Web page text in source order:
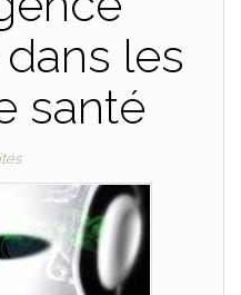
les
santé